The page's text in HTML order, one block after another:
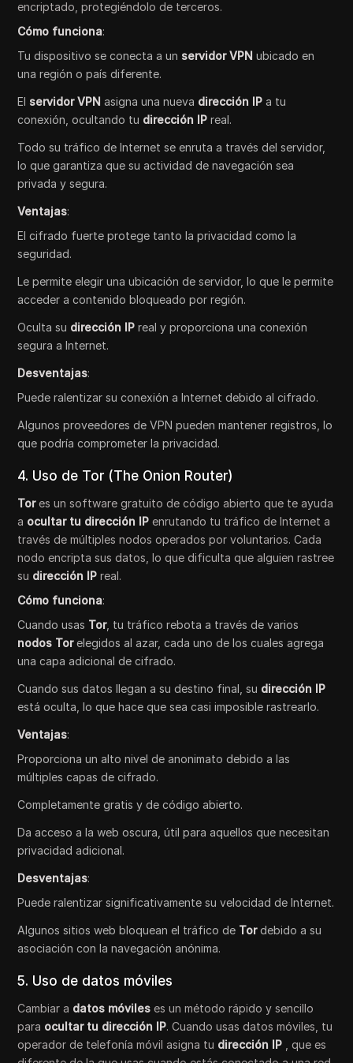
encriptado, protegiéndolo de terceros.
Cómo funciona:
Tu dispositivo se conecta a un servidor VPN ubicado en
una región o país diferente.
El servidor VPN asigna una nueva dirección IP a tu
conexión, ocultando tu dirección IP real.
Todo su tráfico de Internet se enruta a través del servidor,
lo que garantiza que su actividad de navegación sea
privada y segura.
Ventajas:
El cifrado fuerte protege tanto la privacidad como la
seguridad.
Le permite elegir una ubicación de servidor, lo que le permite
acceder a contenido bloqueado por región.
Oculta su dirección IP real y proporciona una conexión
segura a Internet.
Desventajas:
Puede ralentizar su conexión a Internet debido al cifrado.
Algunos proveedores de VPN pueden mantener registros, lo
que podría comprometer la privacidad.
4. Uso de Tor (The Onion Router)
Tores un software gratuito de código abierto que te ayuda
a ocultar tu dirección IP enrutando tu tráfico de Internet a
través de múltiples nodos operados por voluntarios. Cada
nodo encripta sus datos, lo que dificulta que alguien rastree
su dirección IP real.
Cómo funciona:
Cuando usas Tor, tu tráfico rebota a través de varios
nodos Torelegidos al azar, cada uno de los cuales agrega
una capa adicional de cifrado.
Cuando sus datos llegan a su destino final, su dirección IP
está oculta, lo que hace que sea casi imposible rastrearlo.
Ventajas:
Proporciona un alto nivel de anonimato debido a las
múltiples capas de cifrado.
Completamente gratis y de código abierto.
Da acceso a la web oscura, útil para aquellos que necesitan
privacidad adicional.
Desventajas:
Puede ralentizar significativamente su velocidad de Internet.
Algunos sitios web bloquean el tráfico de Tordebido a su
asociación con la navegación anónima.
5. Uso de datos móviles
Cambiar a datos móviles es un método rápido y sencillo
para ocultar tu dirección IP. Cuando usas datos móviles, tu
operador de telefonía móvil asigna tu dirección IP , que es